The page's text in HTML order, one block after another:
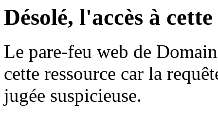
Désolé, l'accès à
Le pare-feu web de
cette ressource car la
jugée suspicieuse.